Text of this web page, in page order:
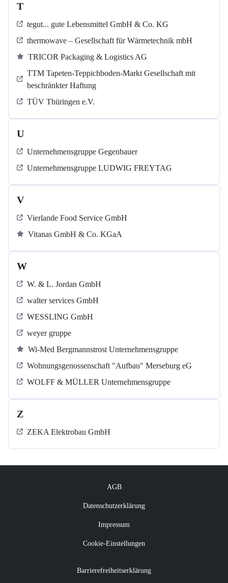
T
tegut... gute Lebensmittel GmbH & Co. KG
thermowave – Gesellschaft für Wärmetechnik mbH
TRICOR Packaging & Logistics AG
TTM Tapeten-Teppichboden-Markt Gesellschaft mit
beschränkter Haftung
TÜV Thüringen e.V.
U
Unternehmensgruppe Gegenbauer
Unternehmensgruppe LUDWIG FREYTAG
V
Vierlande Food Service GmbH
Vitanas GmbH & Co. KGaA
W
W. & L. Jordan GmbH
walter services GmbH
WESSLING GmbH
weyer gruppe
Wi-Med Bergmannstrost Unternehmensgruppe
Wohnungsgenossenschaft "Aufbau" Merseburg eG
WOLFF & MÜLLER Unternehmensgruppe
Z
ZEKA Elektrobau GmbH
AGB
Datenschutzerklärung
Impressum
Cookie-Einstellungen
Barrierefreiheitserklärung